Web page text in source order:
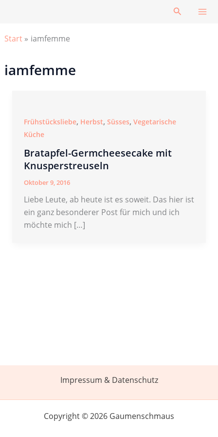
Suchen
Start iamfemme
iamfemme
Frühstücksliebe, Herbst, Süsses, Vegetarische
Küche
Bratapfel-Germcheesecake mit
Knusperstreuseln
Oktober 9, 2016
Liebe Leute, ab heute ist es soweit. Das hier ist
ein ganz besonderer Post für mich und ich
möchte mich […]
Impressum & Datenschutz
Copyright © 2026 Gaumenschmaus